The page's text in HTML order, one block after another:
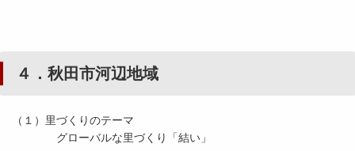
４．秋田市河辺地域
（１）里づくりのテーマ
グローバルな里づくり「結い」